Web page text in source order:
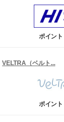
ポイント
VELTRA（ベルト...
ポイント